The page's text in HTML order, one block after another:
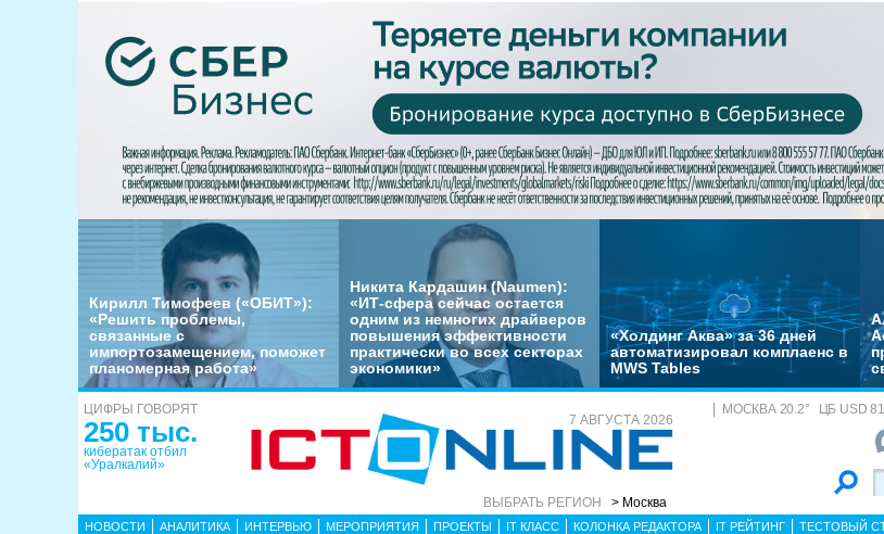
Кирилл Тимофеев («ОБИТ»):
«Решить проблемы,
связанные с
импортозамещением, поможет
планомерная работа»
Никита Кардашин (Naumen):
«ИТ-сфера сейчас остается
одним из немногих драйверов
повышения эффективности
практически во всех секторах
экономики»
«Холдинг Аква» за 36 дней
автоматизировал комплаенс в
MWS Tables
ЦИФРЫ ГОВОРЯТ
250 тыс.
кибератак отбил
«Уралкалий»
7 АВГУСТА 2026
ВЫБРАТЬ РЕГИОН > Москва
МОСКВА 20.2° ЦБ USD
НОВОСТИ АНАЛИТИКА ИНТЕРВЬЮ МЕРОПРИЯТИЯ ПРОЕКТЫ IT КЛАСС КОЛОНКА РЕДАКТОРА IT РЕЙТИНГ ТЕСТОВЫЙ